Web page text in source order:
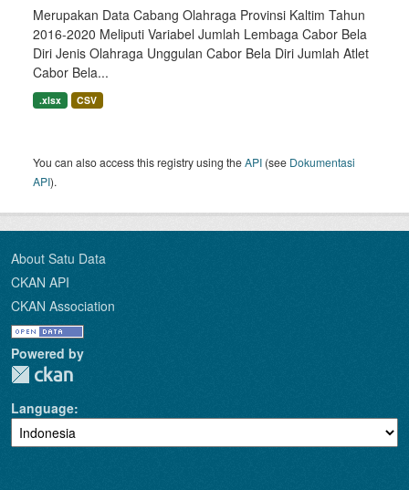
Merupakan Data Cabang Olahraga Provinsi Kaltim Tahun
2016-2020 Meliputi Variabel Jumlah Lembaga Cabor Bela
Diri Jenis Olahraga Unggulan Cabor Bela Diri Jumlah Atlet
Cabor Bela...
.xlsx CSV
You can also access this registry using theAPI (see Dokumentasi
API).
About Satu Data
CKAN API
CKAN Association
Powered by
Language